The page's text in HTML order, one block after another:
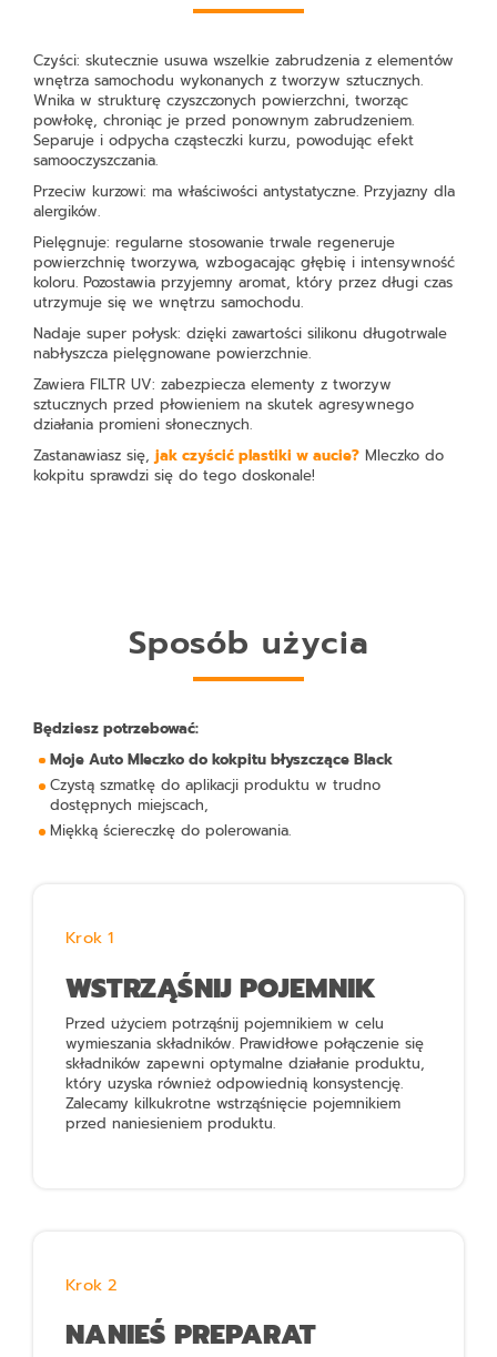
Czyści: skutecznie usuwa wszelkie zabrudzenia z elementów
wnętrza samochodu wykonanych z tworzyw sztucznych.
Wnika w strukturę czyszczonych powierzchni, tworząc
powłokę, chroniąc je przed ponownym zabrudzeniem.
Separuje i odpycha cząsteczki kurzu, powodując efekt
samooczyszczania.
Przeciw kurzowi: ma właściwości antystatyczne. Przyjazny dla
alergików.
Pielęgnuje: regularne stosowanie trwale regeneruje
powierzchnię tworzywa, wzbogacając głębię i intensywność
koloru. Pozostawia przyjemny aromat, który przez długi czas
utrzymuje się we wnętrzu samochodu.
Nadaje super połysk: dzięki zawartości silikonu długotrwale
nabłyszcza pielęgnowane powierzchnie.
Zawiera FILTR UV: zabezpiecza elementy z tworzyw
sztucznych przed płowieniem na skutek agresywnego
działania promieni słonecznych.
Zastanawiasz się, jak czyścić plastiki w aucie? Mleczko do
kokpitu sprawdzi się do tego doskonale!
Sposób użycia
Będziesz potrzebować:
Moje Auto Mleczko do kokpitu błyszczące Black
Czystą szmatkę do aplikacji produktu w trudno
dostępnych miejscach,
Miękką ściereczkę do polerowania.
Krok 1
WSTRZĄŚNIJ POJEMNIK
Przed użyciem potrząśnij pojemnikiem w celu
wymieszania składników. Prawidłowe połączenie się
składników zapewni optymalne działanie produktu,
który uzyska również odpowiednią konsystencję.
Zalecamy kilkukrotne wstrząśnięcie pojemnikiem
przed naniesieniem produktu.
Krok 2
NANIEŚ PREPARAT